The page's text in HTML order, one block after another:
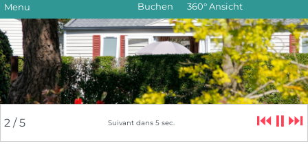
Buchen 360° Ansicht
2 / 5 Suivant dans 5sec. ⏮ ⏸ ⏭
Menu